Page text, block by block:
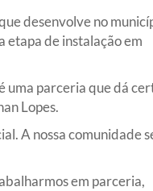
desenvolve no
etapa de instalação em
uma parceria que dá
Lopes.
A nossa comunidade
em parceria,